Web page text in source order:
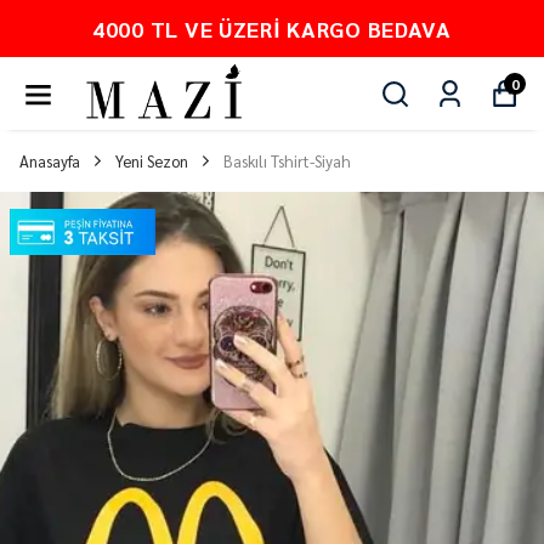
4000 TL VE ÜZERI KARGO BEDAVA
0
Anasayfa Yeni Sezon Baskılı Tshirt-Siyah